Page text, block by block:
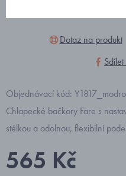
Dotaz na produkt
Objednávací kód:
Chlapecké bačkory Fare s
stélkou a odolnou, flexibilní
565 Kč